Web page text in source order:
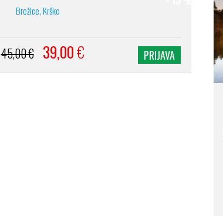
Brežice, Krško
45,00 € 39,00€ PRIJAVA